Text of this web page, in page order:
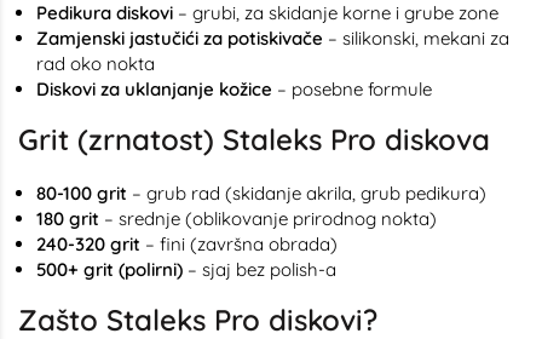
Pedikura diskovi – grubi, za skidanje korne i grube zone
Zamjenski jastučići za potiskivače – silikonski, mekani za
rad oko nokta
Diskovi za uklanjanje kožice – posebne formule
Grit (zrnatost) Staleks Pro diskova
80-100 grit – grub rad (skidanje akrila, grub pedikura)
180 grit – srednje (oblikovanje prirodnog nokta)
240-320 grit – fini (završna obrada)
500+ grit (polirni) – sjaj bez polish-a
Zašto Staleks Pro diskovi?